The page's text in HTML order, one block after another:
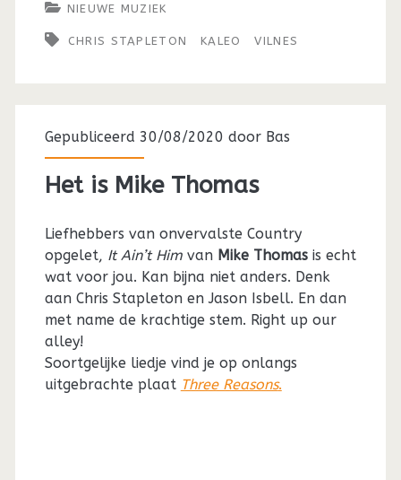
NIEUWE MUZIEK
CHRIS STAPLETON KALEO VILNES
Gepubliceerd 30/08/2020 door Bas
Het is Mike Thomas
Liefhebbers van onvervalste Country
opgelet, It Ain’t Himvan Mike Thomasis echt
wat voor jou. Kan bijna niet anders. Denk
aan Chris Stapleton en Jason Isbell. En dan
met name de krachtige stem. Right up our
alley!
Soortgelijke liedje vind je op onlangs
uitgebrachte plaat Three Reasons.